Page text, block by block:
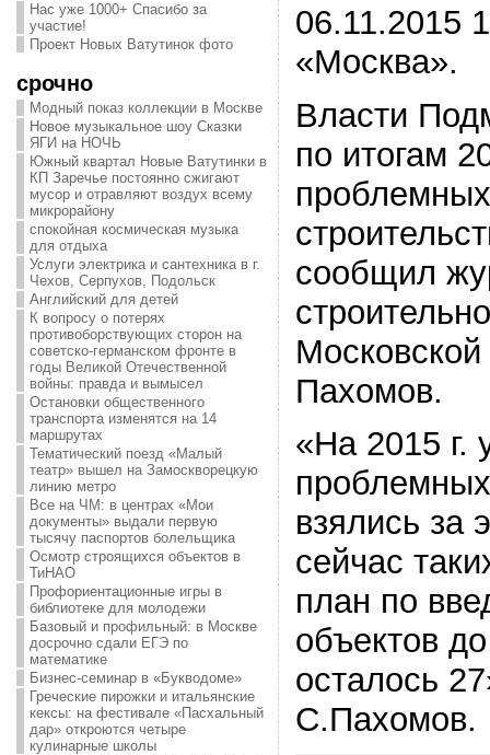
Нас уже 1000+ Спасибо за
участие!
Проект Новых Ватутинок фото
срочно
Модный показ коллекции в Москве
Новое музыкальное шоу Сказки
ЯГИ на НОЧЬ
Южный квартал Новые Ватутинки в
КП Заречье постоянно сжигают
мусор и отравляют воздух всему
микрорайону
спокойная космическая музыка
для отдыха
Услуги электрика и сантехника в г.
Чехов, Серпухов, Подольск
Английский для детей
К вопросу о потерях
противоборствующих сторон на
советско-германском фронте в
годы Великой Отечественной
войны: правда и вымысел
Остановки общественного
транспорта изменятся на 14
маршрутах
Тематический поезд «Малый
театр» вышел на Замоскворецкую
линию метро
Все на ЧМ: в центрах «Мои
документы» выдали первую
тысячу паспортов болельщика
Осмотр строящихся объектов в
ТиНАО
Профориентационные игры в
библиотеке для молодежи
Базовый и профильный: в Москве
досрочно сдали ЕГЭ по
математике
Бизнес-семинар в «Букводоме»
Греческие пирожки и итальянские
кексы: на фестивале «Пасхальный
дар» откроются четыре
кулинарные школы
06.11.2015
«Москва».
Власти
по итогам
сообщил
Пахомов.
«На 2015 г.
взялись за
сейчас
план по
объектов
осталось
С.Пахомов.